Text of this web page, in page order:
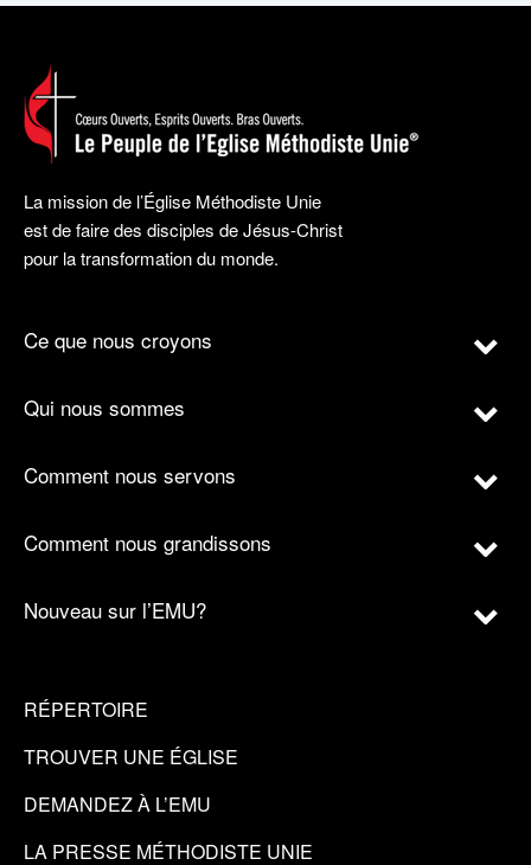
La mission de l’Église Méthodiste Unie
est de faire des disciples de Jésus-Christ
pour la transformation du monde.
Ce que nous croyons
Qui nous sommes
Comment nous servons
Comment nous grandissons
Nouveau sur l’EMU?
RÉPERTOIRE
TROUVER UNE ÉGLISE
DEMANDEZ À L’EMU
LA PRESSE MÉTHODISTE UNIE